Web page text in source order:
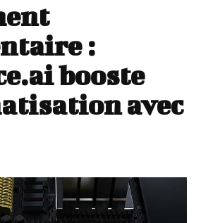
:
booste
avec